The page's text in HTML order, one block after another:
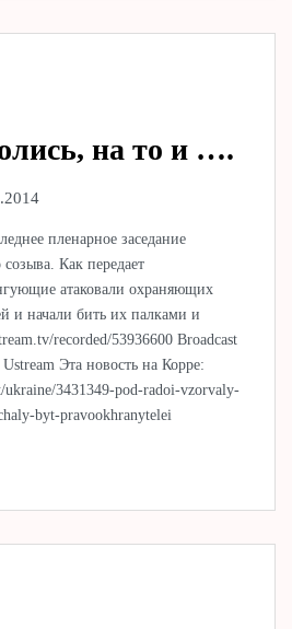
на то и ….
пленарное заседание
Как передает
атаковали охраняющих
и начали бить их палками и
recorded/53936600 Broadcast
Эта новость на Корре:
ukraine/3431349-pod-radoi-vzorvaly-
byt-pravookhranytelei